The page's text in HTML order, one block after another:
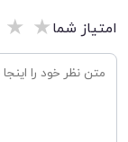
امتیاز شما★
★